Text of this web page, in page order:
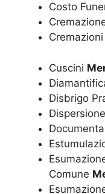
Costo
Cremazioni
Cuscini
Disbrigo
Comune